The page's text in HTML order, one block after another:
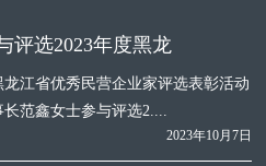
评选2023年度黑龙
江省优秀民营企业家评选表彰活动
范鑫女士参与评选2....
2023年10月7日